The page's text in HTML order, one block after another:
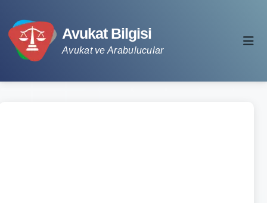
Avukat Bilgisi
Avukat ve Arabulucular